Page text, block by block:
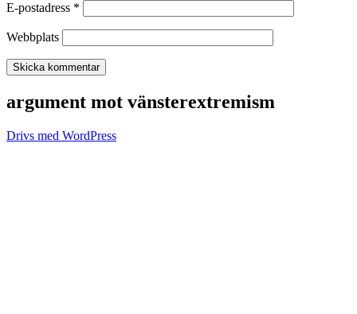
E-postadress *
Webbplats
argument mot vänsterextremism
Drivs med WordPress